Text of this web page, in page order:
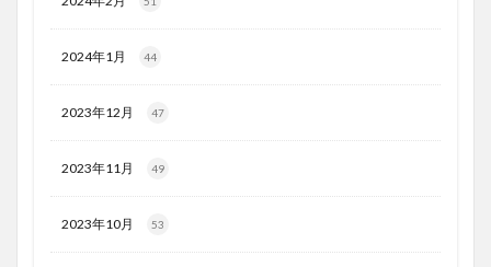
2024年1月 44
2023年12月 47
2023年11月 49
2023年10月 53